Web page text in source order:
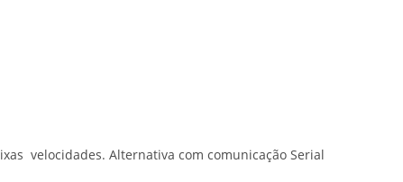
velocidades. Alternativa com comunicação Serial